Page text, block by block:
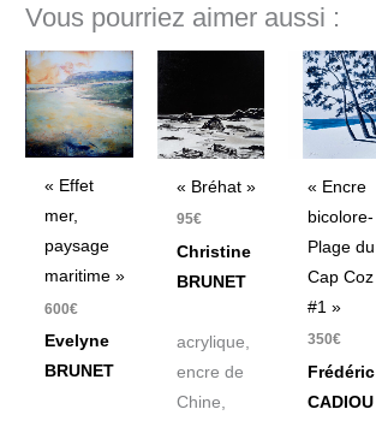
Vous pourriez aimer aussi :
« Effet
mer,
paysage
maritime »
600€
Evelyne
BRUNET
« Bréhat »
95€
Christine
BRUNET
acrylique,
encre de
Chine,
« Encre
bicolore-
Plage du
Cap Coz
#1 »
350€
Frédéric
CADIOU